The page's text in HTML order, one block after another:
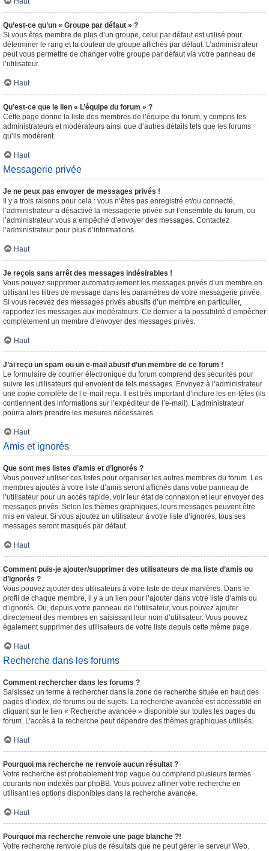
Qu’est-ce qu’un « Groupe par défaut » ?
Si vous êtes membre de plus d’un groupe, celui par défaut est utilisé pour
déterminer le rang et la couleur de groupe affichés par défaut. L’administrateur
peut vous permettre de changer votre groupe par défaut via votre panneau de
l’utilisateur.
Haut
Qu’est-ce que le lien « L’équipe du forum » ?
Cette page donne la liste des membres de l’équipe du forum, y compris les
administrateurs et modérateurs ainsi que d’autres détails tels que les forums
qu’ils modèrent.
Haut
Messagerie privée
Je ne peux pas envoyer de messages privés !
Il y a trois raisons pour cela : vous n’êtes pas enregistré et/ou connecté,
l’administrateur a désactivé la messagerie privée sur l’ensemble du forum, ou
l’administrateur vous a empêché d’envoyer des messages. Contactez
l’administrateur pour plus d’informations.
Haut
Je reçois sans arrêt des messages indésirables !
Vous pouvez supprimer automatiquement les messages privés d’un membre en
utilisant les filtres de message dans les paramètres de votre messagerie privée.
Si vous recevez des messages privés abusifs d’un membre en particulier,
rapportez les messages aux modérateurs. Ce dernier a la possibilité d’empêcher
complètement un membre d’envoyer des messages privés.
Haut
J’ai reçu un spam ou un e-mail abusif d’un membre de ce forum !
Le formulaire de courrier électronique du forum comprend des sécurités pour
suivre les utilisateurs qui envoient de tels messages. Envoyez à l’administrateur
une copie complète de l’e-mail reçu. Il est très important d’inclure les en-têtes (ils
contiennent des informations sur l’expéditeur de l’e-mail). L’administrateur
pourra alors prendre les mesures nécessaires.
Haut
Amis et ignorés
Que sont mes listes d’amis et d’ignorés ?
Vous pouvez utiliser ces listes pour organiser les autres membres du forum. Les
membres ajoutés à votre liste d’amis seront affichés dans votre panneau de
l’utilisateur pour un accès rapide, voir leur état de connexion et leur envoyer des
messages privés. Selon les thèmes graphiques, leurs messages peuvent être
mis en valeur. Si vous ajoutez un utilisateur à votre liste d’ignorés, tous ses
messages seront masqués par défaut.
Haut
Comment puis-je ajouter/supprimer des utilisateurs de ma liste d’amis ou
d’ignorés ?
Vous pouvez ajouter des utilisateurs à votre liste de deux manières. Dans le
profil de chaque membre, il y a un lien pour l’ajouter dans votre liste d’amis ou
d’ignorés. Ou, depuis votre panneau de l’utilisateur, vous pouvez ajouter
directement des membres en saisissant leur nom d’utilisateur. Vous pouvez
également supprimer des utilisateurs de votre liste depuis cette même page.
Haut
Recherche dans les forums
Comment rechercher dans les forums ?
Saisissez un terme à rechercher dans la zone de recherche située en haut des
pages d’index, de forums ou de sujets. La recherche avancée est accessible en
cliquant sur le lien « Recherche avancée » disponible sur toutes les pages du
forum. L’accès à la recherche peut dépendre des thèmes graphiques utilisés.
Haut
Pourquoi ma recherche ne renvoie aucun résultat ?
Votre recherche est probablement trop vague ou comprend plusieurs termes
courants non indexés par phpBB. Vous pouvez affiner votre recherche en
utilisant les options disponibles dans la recherche avancée.
Haut
Pourquoi ma recherche renvoie une page blanche ?!
Votre recherche renvoie plus de résultats que ne peut gérer le serveur Web.